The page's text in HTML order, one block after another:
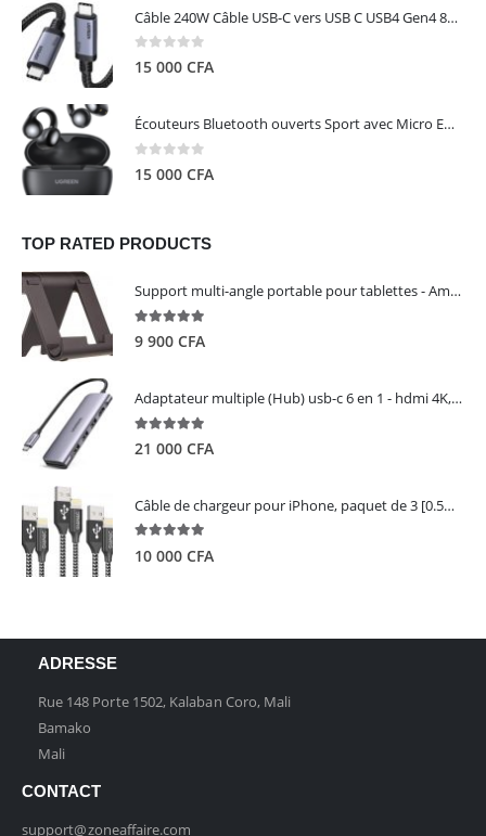
Câble 240W Câble USB-C vers USB C USB4 Gen4 80Gbps pour Thunderbolt 5/4/3, Premium 18K double écran triple 4K PD3.1 - UGREEN
0 out of 5
15 000 CFA
Écouteurs Bluetooth ouverts Sport avec Micro ENC IPX5 – HiTune S3 UGREEN 45785
0 out of 5
15 000 CFA
TOP RATED PRODUCTS
Support multi-angle portable pour tablettes - Amazon Basics
5.00out of 5
9 900 CFA
Adaptateur multiple (Hub) usb-c 6 en 1 - hdmi 4K, 3 ports USB 3.0 et lecteur de carte sd tf - UGREEN
21 000 CFA
Câble de chargeur pour iPhone, paquet de 3 [0.5M 1M 2M] - GIANAC
10 000 CFA
ADRESSE
Rue 148 Porte 1502, Kalaban Coro, Mali
Bamako
Mali
CONTACT
support@zoneaffaire.com